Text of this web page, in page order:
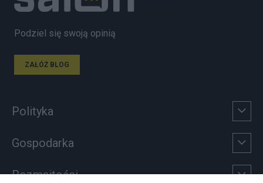
Podziel się swoją opinią
ZAŁÓŻ BLOG
Polityka
Gospodarka
Rozmaitości